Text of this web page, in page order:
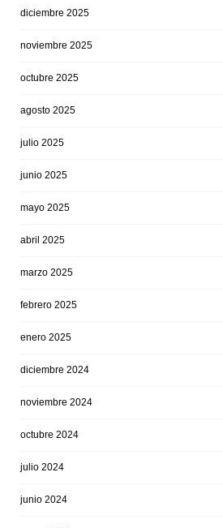
diciembre 2025
noviembre 2025
octubre 2025
agosto 2025
julio 2025
junio 2025
mayo 2025
abril 2025
marzo 2025
febrero 2025
enero 2025
diciembre 2024
noviembre 2024
octubre 2024
julio 2024
junio 2024